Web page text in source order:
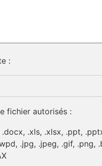
:
fichier autorisés :
.xls, .xlsx, .ppt,
.jpg, .jpeg, .gif, .png,